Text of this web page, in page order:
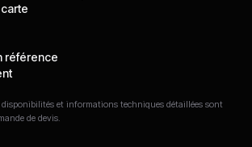
référence
et informations techniques détaillées sont
de devis.